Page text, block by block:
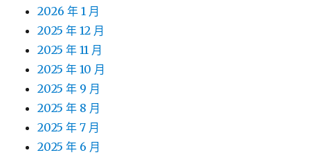
2026 年 1 月
2025 年 12 月
2025 年 11 月
2025 年 10 月
2025 年 9 月
2025 年 8 月
2025 年 7 月
2025 年 6 月